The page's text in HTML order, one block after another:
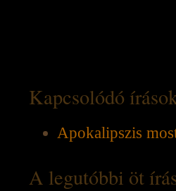
Kapcsolódó
Apokalipszis
A legutóbbi öt